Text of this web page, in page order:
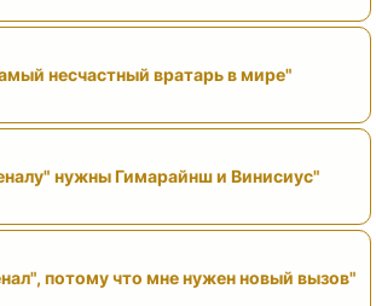
несчастный вратарь в мире"
нужны Гимарайнш и Винисиус"
потому что мне нужен новый вызов"